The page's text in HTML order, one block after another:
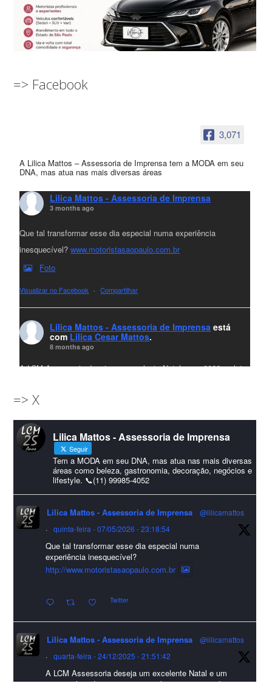
=> Facebook
3,071
A Lilica Mattos – Assessoria de Imprensa tem a MODA em seu
DNA, mas atua nas mais diversas áreas
Lilica Mattos - Assessoria de Imprensa
3 months ago
Que tal transformar esse dia especial numa experiência
inesquecível?www.motoristasaopaulo.com.br
Foto
Visualizar no Facebook · Compartilhar
Lilica Mattos - Assessoria de Imprensa está
com Lilica Cesar Mattos.
8 months ago
A LCM Assessoria deseja um excelente Natal e um 2026 repleto
amigos que sempre nos acompanham!🎄✨🥂❤️
#lcmassessoriassessoria#natal #merrychristmas #felizanonovo
#HappyNewYear
Foto
Visualizar no Facebook · Compartilhar
Lilica Mattos - Assessoria de Imprensa
9 months ago
A Abrafas - Associação Brasileira de Fibras Artificiais e
Sintéticas foi destaque na Revista Química e Derivados, na
incertezas do mercado global".
Confira detalhes 🗞📰📈
#sustentabilidade #FibrasSintéticas #EconomiaCircular #Abrafas
#IndústriaTêxtil
Foto
=> X
Lilica Mattos - Assessoria de Imprensa
Seguir
Tem a MODA em seu DNA, mas atua nas mais diversas
áreas como beleza, gastronomia, decoração, negócios e
lifestyle. 📞(11) 99985-4052
Lilica Mattos - Assessoria de Imprensa
@lilicamattos
·
quinta-feira - 07/05/2026 - 23:18:54
Que tal transformar esse dia especial numa
experiência inesquecível?
http://www.motoristasaopaulo.com.br
Twitter
Lilica Mattos - Assessoria de Imprensa
@lilicamattos
·
quarta-feira - 24/12/2025 - 21:51:42
A LCM Assessoria deseja um excelente Natal e um
2026 repleto de conquistas e realizações para todos